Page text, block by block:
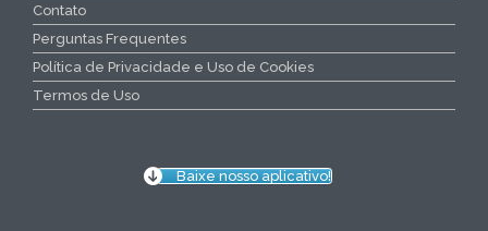
Contato
Perguntas Frequentes
Política de Privacidade e Uso de Cookies
Termos de Uso
Baixe nosso aplicativo!